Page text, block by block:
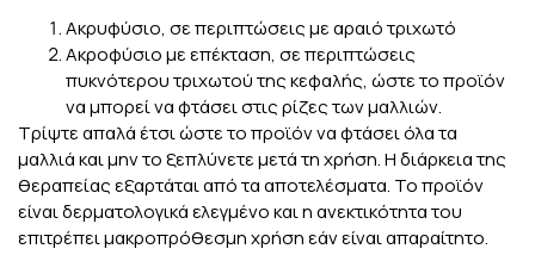
Ακρυφύσιο, σε περιπτώσεις με αραιό τριχωτό
Ακροφύσιο με επέκταση, σε περιπτώσεις
πυκνότερου τριχωτού της κεφαλής, ώστε το προϊόν
να μπορεί να φτάσει στις ρίζες των μαλλιών.
Τρίψτε απαλά έτσι ώστε το προϊόν να φτάσει όλα τα
μαλλιά και μην το ξεπλύνετε μετά τη χρήση. Η διάρκεια της
θεραπείας εξαρτάται από τα αποτελέσματα. Το προϊόν
είναι δερματολογικά ελεγμένο και η ανεκτικότητα του
επιτρέπει μακροπρόθεσμη χρήση εάν είναι απαραίτητο.